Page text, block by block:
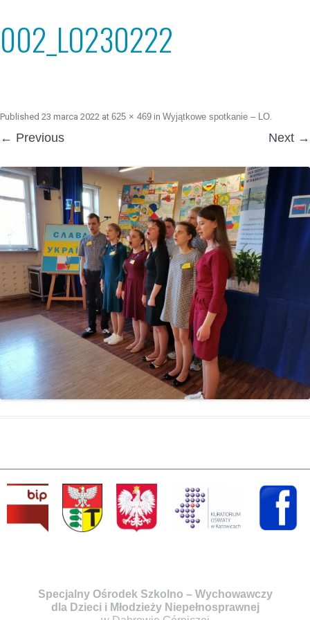
002_LO230222
Published 23 marca 2022 at 625 × 469 in Wyjątkowe spotkanie – LO.
← Previous Next →
Specjalny Ośrodek Szkolno – Wychowawczy
dla Dzieci i Młodzieży Niepełnosprawnej